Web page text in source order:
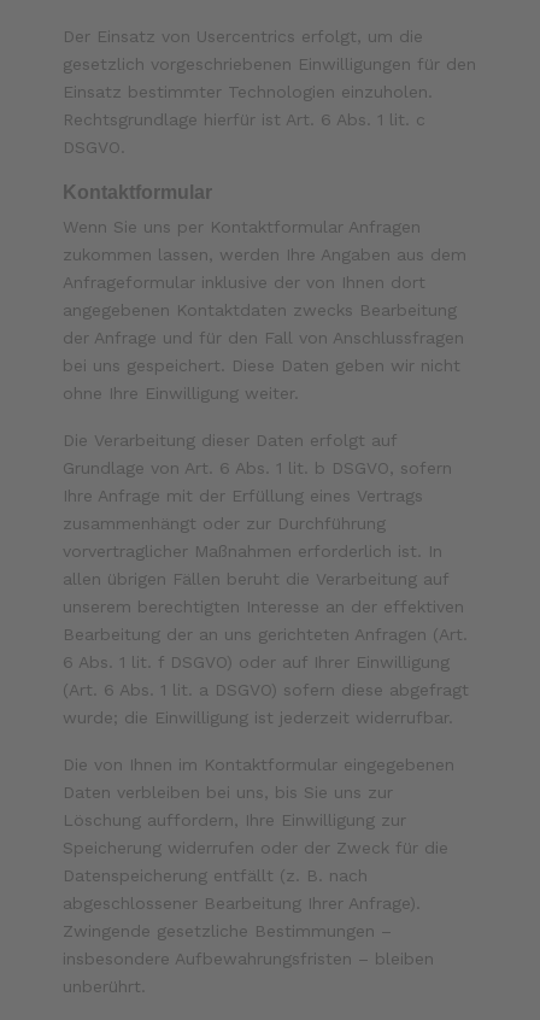
Der Einsatz von Usercentrics erfolgt, um die
gesetzlich vorgeschriebenen Einwilligungen für den
Einsatz bestimmter Technologien einzuholen.
Rechtsgrundlage hierfür ist Art. 6 Abs. 1 lit. c
DSGVO.
Kontaktformular
Wenn Sie uns per Kontaktformular Anfragen
zukommen lassen, werden Ihre Angaben aus dem
Anfrageformular inklusive der von Ihnen dort
angegebenen Kontaktdaten zwecks Bearbeitung
der Anfrage und für den Fall von Anschlussfragen
bei uns gespeichert. Diese Daten geben wir nicht
ohne Ihre Einwilligung weiter.
Die Verarbeitung dieser Daten erfolgt auf
Grundlage von Art. 6 Abs. 1 lit. b DSGVO, sofern
Ihre Anfrage mit der Erfüllung eines Vertrags
zusammenhängt oder zur Durchführung
vorvertraglicher Maßnahmen erforderlich ist. In
allen übrigen Fällen beruht die Verarbeitung auf
unserem berechtigten Interesse an der effektiven
Bearbeitung der an uns gerichteten Anfragen (Art.
6 Abs. 1 lit. f DSGVO) oder auf Ihrer Einwilligung
(Art. 6 Abs. 1 lit. a DSGVO) sofern diese abgefragt
wurde; die Einwilligung ist jederzeit widerrufbar.
Die von Ihnen im Kontaktformular eingegebenen
Daten verbleiben bei uns, bis Sie uns zur
Löschung auffordern, Ihre Einwilligung zur
Speicherung widerrufen oder der Zweck für die
Datenspeicherung entfällt (z. B. nach
abgeschlossener Bearbeitung Ihrer Anfrage).
Zwingende gesetzliche Bestimmungen –
insbesondere Aufbewahrungsfristen – bleiben
unberührt.